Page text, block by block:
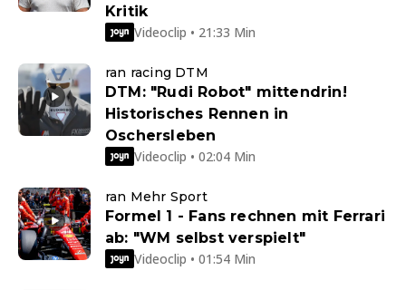
Kritik
Videoclip • 21:33 Min
ran racing DTM
DTM: "Rudi Robot" mittendrin!
Historisches Rennen in
Oschersleben
Videoclip • 02:04 Min
ran Mehr Sport
Formel 1 - Fans rechnen mit Ferrari
ab: "WM selbst verspielt"
Videoclip • 01:54 Min